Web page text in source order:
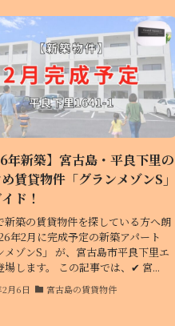
年新築】宮古島・平良下里の
賃貸物件「グランメゾンS」
ド！
新築の賃貸物件を探している方へ朗
年2月に完成予定の新築アパート
メゾンS」 が、宮古島市平良下里エ
場します。 この記事では、✔ 宮...
月6日 宮古島の賃貸物件